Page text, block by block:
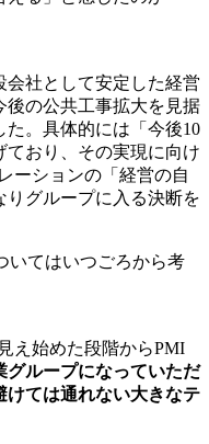
会社として安定した経営
後の公共工事拡大を見据
た。具体的には「今後10
ており、その実現に向け
ーションの「経営の自
りグループに入る決断を
いてはいつごろから考
え始めた段階からPMI
グループになっていただ
けては通れない大きなテ